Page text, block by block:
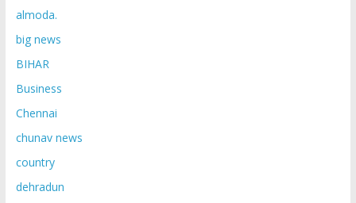
almoda.
big news
BIHAR
Business
Chennai
chunav news
country
dehradun